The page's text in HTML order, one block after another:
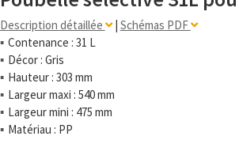
Description détaillée | Schémas PDF
Contenance : 31 L
Décor : Gris
Hauteur : 303 mm
Largeur maxi : 540 mm
Largeur mini : 475 mm
Matériau : PP